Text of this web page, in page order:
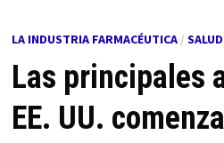
LA INDUSTRIA FARMACÉUTICA/
Las principales
EE. UU.